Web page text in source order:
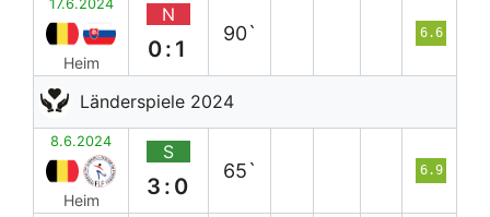
17.6.2024
Heim
N
0:1
90` 6.6
Länderspiele 2024
8.6.2024
Heim
S
3:0
65` 6.9